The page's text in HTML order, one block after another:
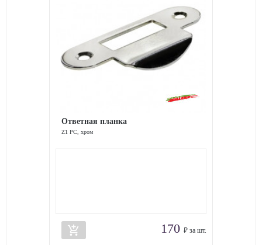
Ответная планка
Z1 PC, хром
add_shopping_cart 170 ₽ за шт.